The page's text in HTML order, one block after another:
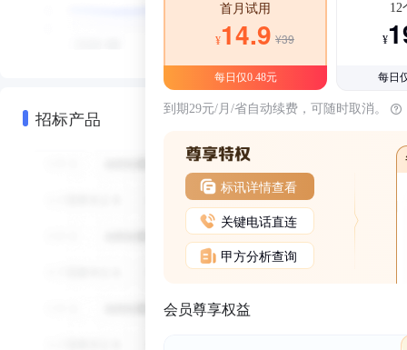
招标产品
首月试用
¥14.9 ¥39
每日仅0.48元
12
¥
每日
到期29元/月/省自动续费，可随时取消。
标讯详情查看
关键电话直连
甲方分析查询
会员尊享权益